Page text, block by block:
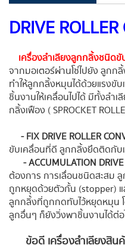
DRIVE
เครื่องลำเลียงลูกกลิ้งชนิด
จากมอเตอร์ผ่านโซ่ไปยัง ลูกกลิ้
ทำให้ลูกกลิ้งหมุนได้ด้วยแรงขั
ชิ้นงานให้เคลื่อนไปได้ มีทั้งลำเ
กลิ้งเฟือง ( SPROCKET
- FIX DRIVE ROLLER
ขับเคลื่อนที่ดี ลูกกลิ้งยึดติดกับ
- ACCUMULATION DRIVE
ต้องการ การเลื่อนชนิดสะสม
ถูกหยุดด้วยตัวกั้น (stopper)
ลูกกลิ้งที่ถูกกดทับไว้หยุดหมุน
ลูกอื่นๆ ก็ยังวิ่งพาชิ้นงานได้ต่อ
ข้อดี เครื่องลำเลียงสิน